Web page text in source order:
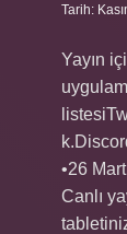
Tarih:
Yayın
•26
Canlı